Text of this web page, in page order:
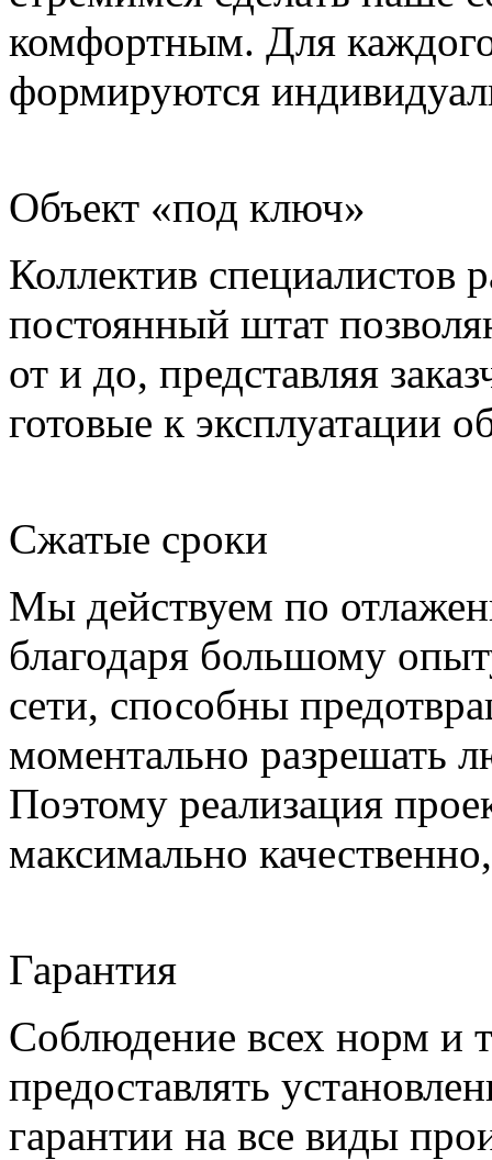
комфортным. Для каждого
формируются
Объект «под ключ»
Коллектив специалистов
постоянный штат
от и до, представляя
готовые к эксплуатации
Сжатые сроки
Мы действуем по
благодаря большому
сети, способны
моментально разрешать
Поэтому реализация
максимально
Гарантия
Соблюдение всех норм и
предоставлять
гарантии на все виды